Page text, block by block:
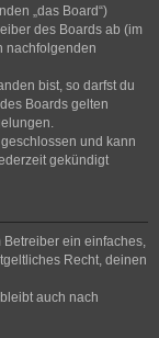
„das Board“)
des Boards ab (im
nachfolgenden
bist, so darfst du
Boards gelten
und kann
gekündigt
Betreiber ein einfaches,
Recht, deinen
auch nach